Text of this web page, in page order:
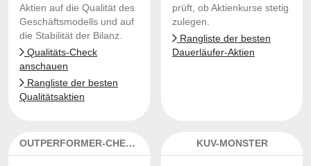
Aktien auf die Qualität des
Geschäftsmodells und auf
die Stabilität der Bilanz.
Qualitäts-Check
anschauen
Rangliste der besten
Qualitätsaktien
prüft, ob Aktienkurse stetig
zulegen.
Rangliste der besten
Dauerläufer-Aktien
OUTPERFORMER-CHECK KUV-MONSTER